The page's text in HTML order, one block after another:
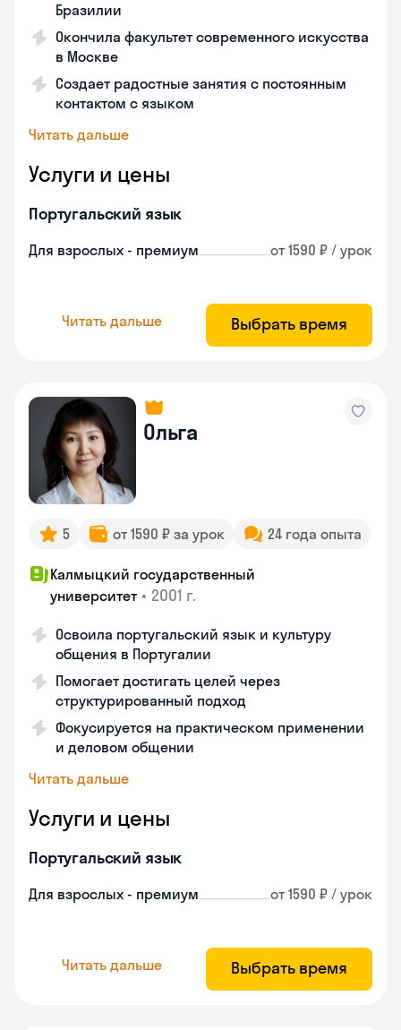
Бразилии
Окончила факультет современного искусства
в Москве
Создает радостные занятия с постоянным
контактом с языком
Читать дальше
Услуги и цены
Португальский язык
Для взрослых - премиум от 1590 ₽ / урок
Читать дальше Выбрать время
Ольга
5 от 1590 ₽ за урок 24 года опыта
Калмыцкий государственный
университет • 2001 г.
Освоила португальский язык и культуру
общения в Португалии
Помогает достигать целей через
структурированный подход
Фокусируется на практическом применении
и деловом общении
Читать дальше
Услуги и цены
Португальский язык
Для взрослых - премиум от 1590 ₽ / урок
Читать дальше Выбрать время